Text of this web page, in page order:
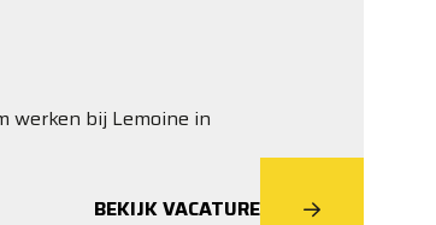
werken bij Lemoine in
BEKIJK VACATURE